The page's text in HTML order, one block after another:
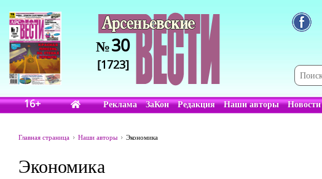
№30
[1723]
16+ Реклама ЗаКон Редакция Наши авторы Новости
Главная страница Наши авторы Экономика
Экономика